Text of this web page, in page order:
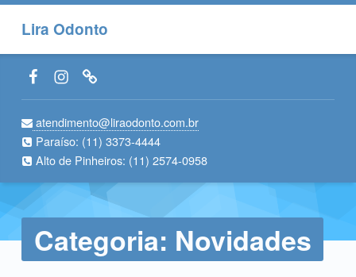
Lira Odonto
Facebook LiraOdonto
Instagram LiraOdonto
Site LiraOdonto
atendimento@liraodonto.com.br
Paraíso: (11) 3373-4444
Alto de Pinheiros: (11) 2574-0958
Categoria: Novidades